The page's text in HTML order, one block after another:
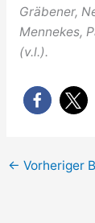
Gräbener,
Mennekes,
(v.l.).
← Vorheriger